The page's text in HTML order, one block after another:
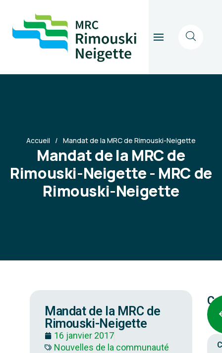
Accueil Mandat de la MRC de Rimouski-Neigette
Mandat de la MRC de
Rimouski-Neigette - MRC de
Rimouski-Neigette
Mandat de la MRC de
Rimouski-Neigette
16 janvier 2017
Nouvelles de la communauté